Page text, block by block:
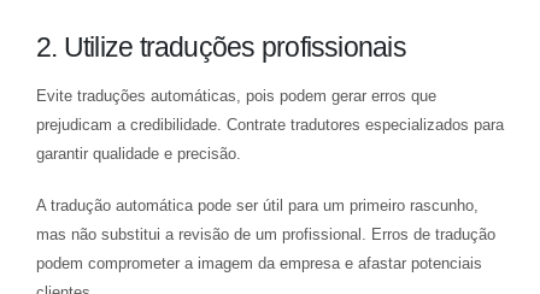
2. Utilize traduções profissionais
Evite traduções automáticas, pois podem gerar erros que
prejudicam a credibilidade. Contrate tradutores especializados para
garantir qualidade e precisão.
A tradução automática pode ser útil para um primeiro rascunho,
mas não substitui a revisão de um profissional. Erros de tradução
podem comprometer a imagem da empresa e afastar potenciais